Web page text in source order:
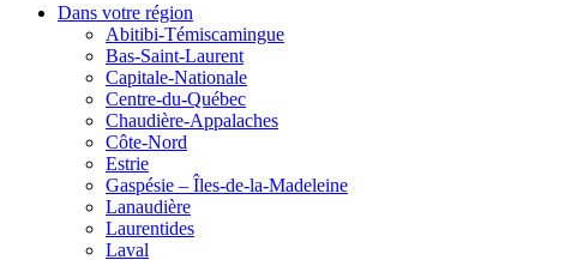
Dans votre région
Abitibi-Témiscamingue
Bas-Saint-Laurent
Capitale-Nationale
Centre-du-Québec
Chaudière-Appalaches
Côte-Nord
Estrie
Gaspésie – Îles-de-la-Madeleine
Lanaudière
Laurentides
Laval